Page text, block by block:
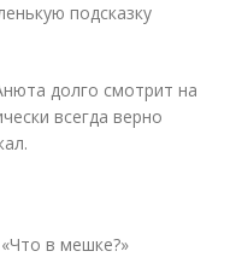
подсказку
долго смотрит на
всегда верно
в мешке?»